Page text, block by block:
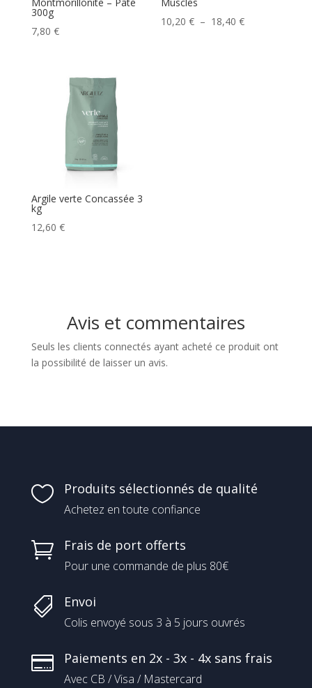
300g
7,80 €
10,20€ – 18,40€Plage
Argile verte Concassée 3
kg
12,60 €
Avis et commentaires
Seuls les clients connectés ayant acheté ce produit ont
la possibilité de laisser un avis.
 Produits sélectionnés de qualité
Achetez en toute confiance
 Frais de port offerts
Pour une commande de plus 80€
 Envoi
Colis envoyé sous 3 à 5 jours ouvrés
 Paiements en 2x - 3x - 4x sans frais
Avec CB / Visa / Mastercard